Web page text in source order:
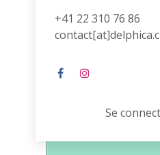
+41 22 310 76 86
Se